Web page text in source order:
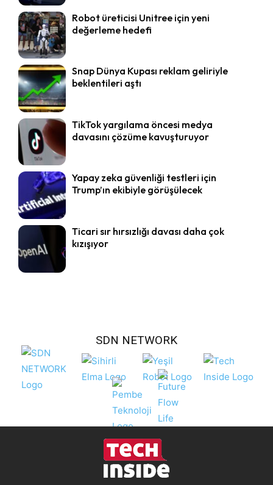
Robot üreticisi Unitree için yeni
değerleme hedefi
Snap Dünya Kupası reklam geliriyle
beklentileri aştı
TikTok yargılama öncesi medya
davasını çözüme kavuşturuyor
Yapay zeka güvenliği testleri için
Trump’ın ekibiyle görüşülecek
Ticari sır hırsızlığı davası daha çok
kızışıyor
SDN NETWORK